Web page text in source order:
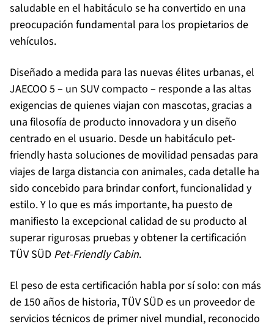
saludable en el habitáculo se ha convertido en una
preocupación fundamental para los propietarios de
vehículos.
Diseñado a medida para las nuevas élites urbanas, el
JAECOO 5 – un SUV compacto – responde a las altas
exigencias de quienes viajan con mascotas, gracias a
una filosofía de producto innovadora y un diseño
centrado en el usuario. Desde un habitáculo pet-
friendly hasta soluciones de movilidad pensadas para
viajes de larga distancia con animales, cada detalle ha
sido concebido para brindar confort, funcionalidad y
estilo. Y lo que es más importante, ha puesto de
manifiesto la excepcional calidad de su producto al
superar rigurosas pruebas y obtener la certificación
TÜV SÜD Pet-Friendly Cabin.
El peso de esta certificación habla por sí solo: con más
de 150 años de historia, TÜV SÜD es un proveedor de
servicios técnicos de primer nivel mundial, reconocido